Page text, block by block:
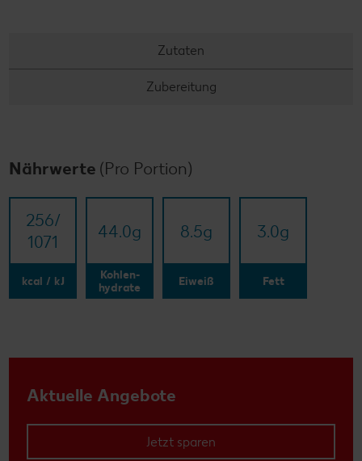
Zutaten
Zubereitung
Nährwerte (Pro Portion)
256/​
1071
kcal / kJ
44.0g
Kohlen-
hydrate
8.5g
Eiweiß
3.0g
Fett
Aktuelle Angebote
Jetzt sparen